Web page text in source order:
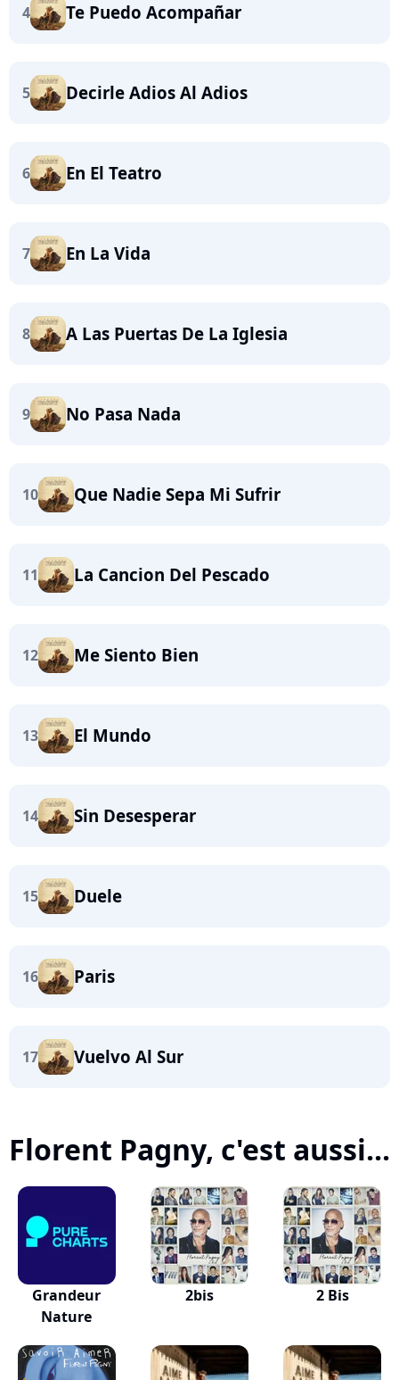
4 Te Puedo Acompañar
5 Decirle Adios Al Adios
6 En El Teatro
7 En La Vida
8 A Las Puertas De La Iglesia
9 No Pasa Nada
10 Que Nadie Sepa Mi Sufrir
11 La Cancion Del Pescado
12 Me Siento Bien
13 El Mundo
14 Sin Desesperar
15 Duele
16 Paris
17 Vuelvo Al Sur
Florent Pagny, c'est aussi...
Grandeur
Nature
2bis 2 Bis